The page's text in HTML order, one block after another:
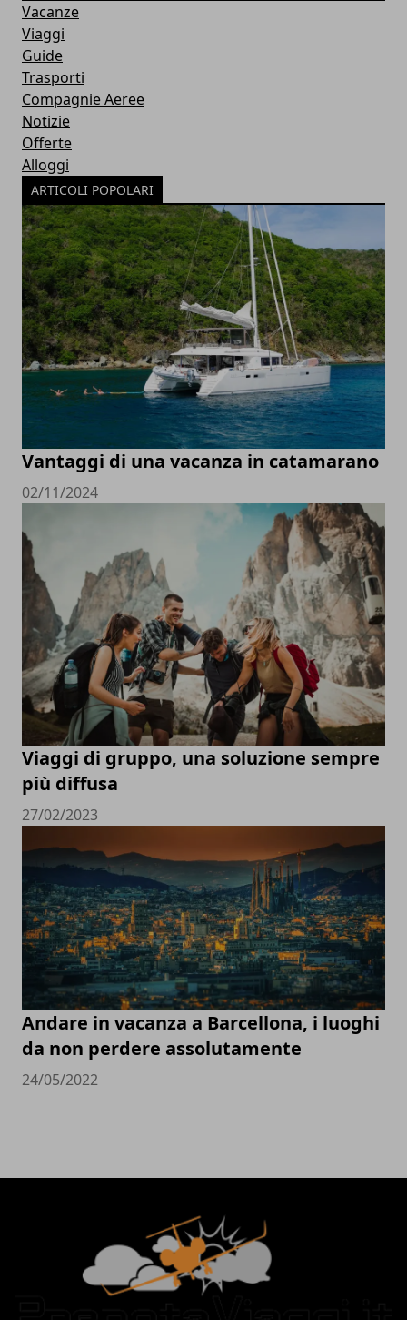
Vacanze
Viaggi
Guide
Trasporti
Compagnie Aeree
Notizie
Offerte
Alloggi
ARTICOLI POPOLARI
Vantaggi di una vacanza in catamarano
02/11/2024
Viaggi di gruppo, una soluzione sempre
più diffusa
27/02/2023
Andare in vacanza a Barcellona, i luoghi
da non perdere assolutamente
24/05/2022